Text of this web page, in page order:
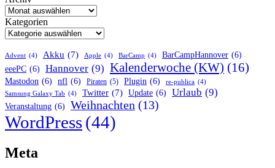
Kategorien
Advent (4) Akku (7) Apple (4) BarCamp (4) BarCampHannover (6)
eeePC (6) Hannover (9) Kalenderwoche (KW) (16)
Mastodon (6) nfl (6) Piraten (5) Plugin (6) re-publica (4)
Samsung Galaxy Tab (4) Twitter (7) Update (6) Urlaub (9)
Veranstaltung (6) Weihnachten (13)
WordPress(44)
Meta